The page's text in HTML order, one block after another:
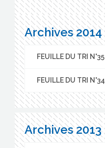
Archives 2014
FEUILLE DU TRI N°35
FEUILLE DU TRI N°34
Archives 2013